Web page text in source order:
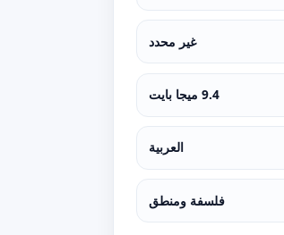
غير محدد
9.4 ميجا بايت
العربية
فلسفة ومنطق